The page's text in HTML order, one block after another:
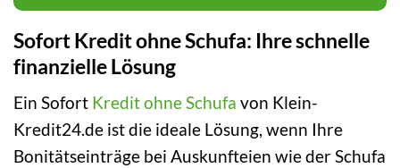
Sofort Kredit ohne Schufa: Ihre schnelle
finanzielle Lösung
Ein Sofort Kredit ohne Schufa von Klein-
Kredit24.de ist die ideale Lösung, wenn Ihre
Bonitätseinträge bei Auskunfteien wie der Schufa